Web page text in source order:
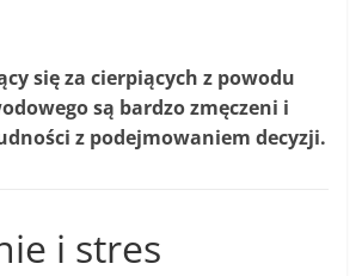
się za cierpiących z powodu
są bardzo zmęczeni i
z podejmowaniem decyzji.
i stres